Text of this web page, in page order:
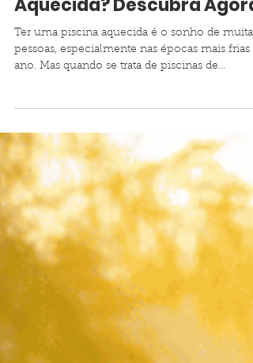
10 de ago. de 2023 2 min de leitura
Aquecendo a Verdade:
Ter uma piscina aquecida é o sonho de muitas
pessoas, especialmente nas épocas mais frias
ano. Mas quando se trata de piscinas de...